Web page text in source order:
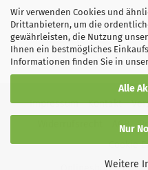
Wir verwenden Cookies und
Drittanbietern, um die
gewährleisten, die Nutzung
Ihnen ein bestmögliches
Informationen finden Sie in
Alle
Nur
Weitere
Impressum Kontakt
AGB
Cookie